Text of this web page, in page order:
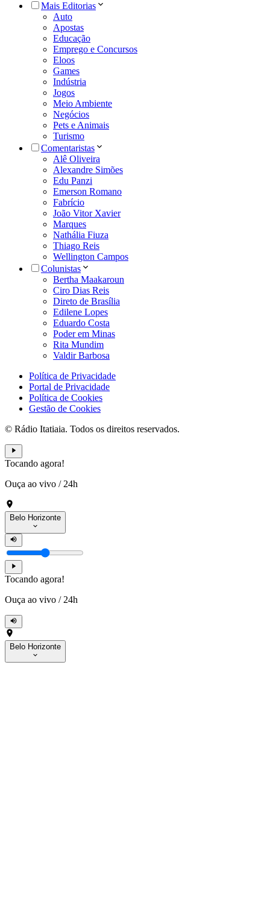
Mais Editorias
Auto
Apostas
Educação
Emprego e Concursos
Eloos
Games
Indústria
Jogos
Meio Ambiente
Negócios
Pets e Animais
Turismo
Comentaristas
Alê Oliveira
Alexandre Simões
Edu Panzi
Emerson Romano
Fabrício
João Vitor Xavier
Marques
Nathália Fiuza
Thiago Reis
Wellington Campos
Colunistas
Bertha Maakaroun
Ciro Dias Reis
Direto de Brasília
Edilene Lopes
Eduardo Costa
Poder em Minas
Rita Mundim
Valdir Barbosa
Política de Privacidade
Portal de Privacidade
Política de Cookies
Gestão de Cookies
© Rádio Itatiaia. Todos os direitos reservados.
Tocando agora!
Ouça ao vivo / 24h
Belo Horizonte
Tocando agora!
Ouça ao vivo / 24h
Belo Horizonte